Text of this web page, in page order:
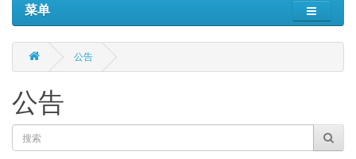
菜单
公告
公告